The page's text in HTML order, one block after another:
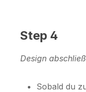
Step 4
Design
Sobald du